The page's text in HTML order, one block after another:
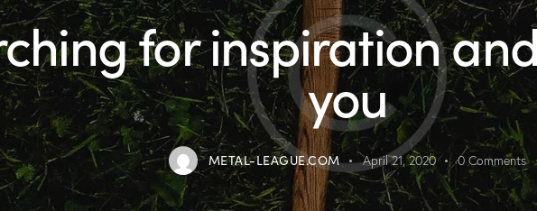
for inspiration
you
METAL-LEAGUE.COM April 21, 2020 0 Comments